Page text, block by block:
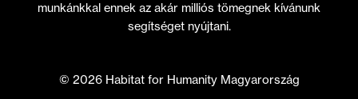
munkánkkal ennek az akár milliós tömegnek kívánunk
segítséget nyújtani.
© 2026 Habitat for Humanity Magyarország